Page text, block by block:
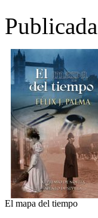
El mapa del tiempo